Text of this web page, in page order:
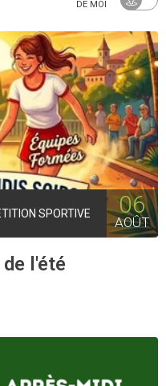
DE MOI
SPORTIVE 06
AOÛT
l'été